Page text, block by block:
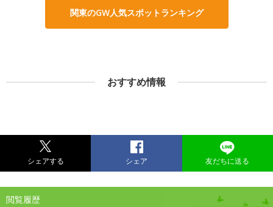
関東のGW人気スポットランキング
おすすめ情報
シェアする シェア 友だちに送る
閲覧履歴